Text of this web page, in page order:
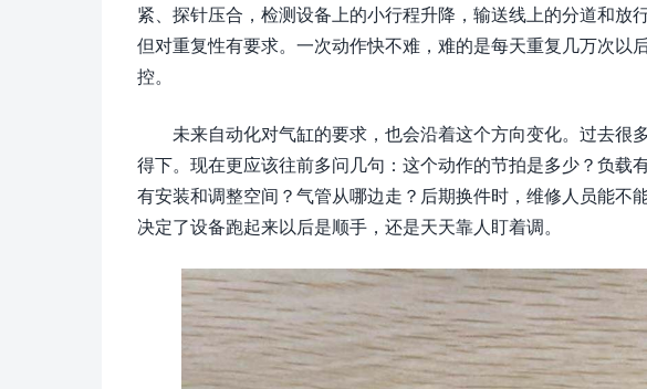
紧、探针压合，检测设备上的小行程升降，输送线上的分道和放
但对重复性有要求。一次动作快不难，难的是每天重复几万次以
控。
未来自动化对气缸的要求，也会沿着这个方向变化。过去很
得下。现在更应该往前多问几句：这个动作的节拍是多少？负载
有安装和调整空间？气管从哪边走？后期换件时，维修人员能不
决定了设备跑起来以后是顺手，还是天天靠人盯着调。